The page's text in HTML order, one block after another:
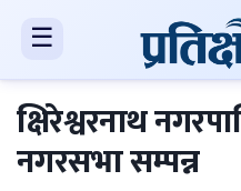
☰
क्षिरेश्वरनाथ
नगरसभा सम्पन्न